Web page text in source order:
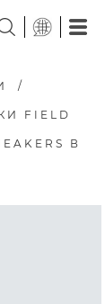
/
FIELD
В